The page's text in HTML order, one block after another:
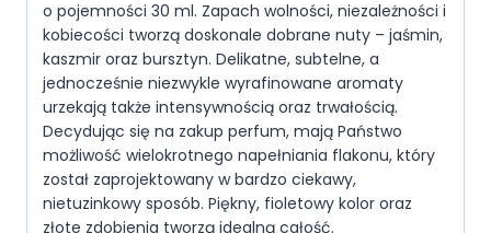
o pojemności 30 ml. Zapach wolności, niezależności i
kobiecości tworzą doskonale dobrane nuty – jaśmin,
kaszmir oraz bursztyn. Delikatne, subtelne, a
jednocześnie niezwykle wyrafinowane aromaty
urzekają także intensywnością oraz trwałością.
Decydując się na zakup perfum, mają Państwo
możliwość wielokrotnego napełniania flakonu, który
został zaprojektowany w bardzo ciekawy,
nietuzinkowy sposób. Piękny, fioletowy kolor oraz
złote zdobienia tworzą idealną całość.